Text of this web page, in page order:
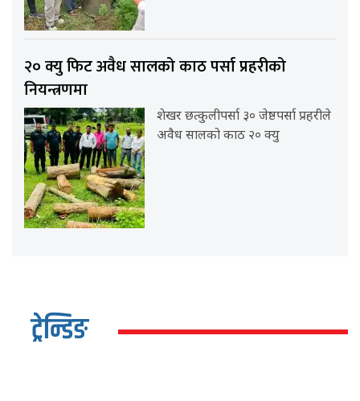
२० क्यु फिट अवैध सालको काठ पर्सा प्रहरीको
नियन्त्रणमा
शेखर छत्कुलीपर्सा ३० जेष्ठपर्सा प्रहरीले
अवैध सालको काठ २० क्यु
ट्रेन्डिङ